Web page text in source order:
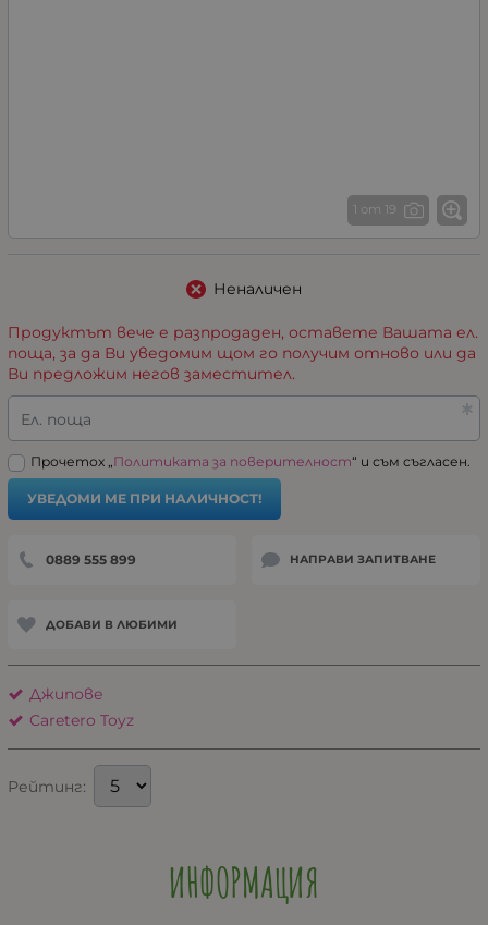
1 от 19
Неналичен
Продуктът вече е разпродаден, оставете Вашата ел.
поща, за да Ви уведомим щом го получим отново или да
Ви предложим негов заместител.
Ел. поща
Прочетох „Политиката за поверителност“ и съм съгласен.
УВЕДОМИ МЕ ПРИ НАЛИЧНОСТ!
0889 555 899 НАПРАВИ ЗАПИТВАНЕ
ДОБАВИ В ЛЮБИМИ
Джипове
Caretero Toyz
Рейтинг:
ИНФОРМАЦИЯ